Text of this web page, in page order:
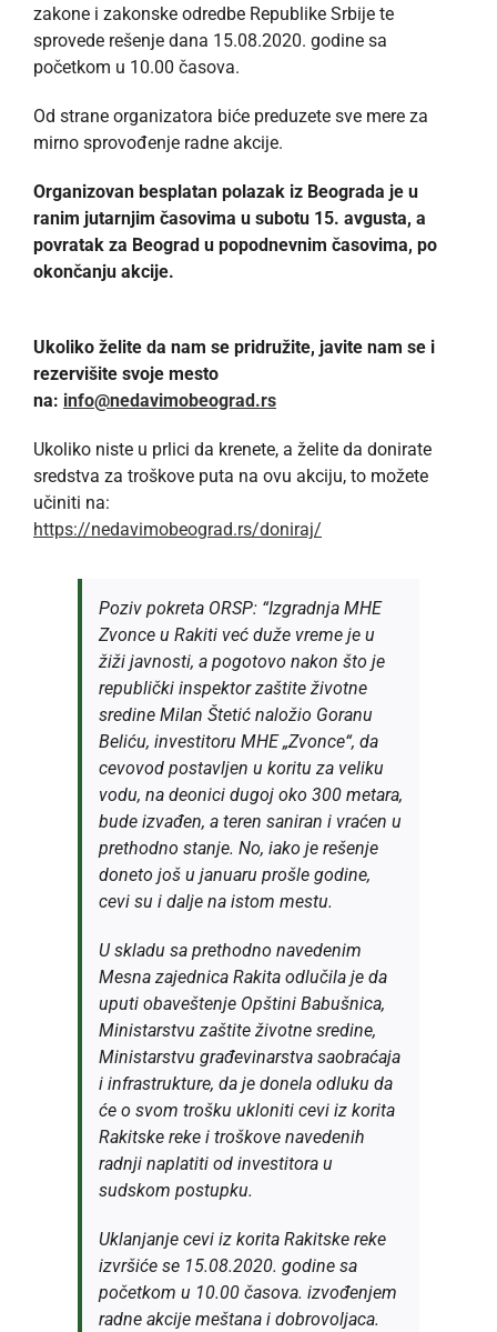
zakone i zakonske odredbe Republike Srbije te
sprovede rešenje dana 15.08.2020. godine sa
početkom u 10.00 časova.
Od strane organizatora biće preduzete sve mere za
mirno sprovođenje radne akcije.
Organizovan besplatan polazak iz Beograda je u
ranim jutarnjim časovima u subotu 15. avgusta, a
povratak za Beograd u popodnevnim časovima, po
okončanju akcije.
Ukoliko želite da nam se pridružite, javite nam se i
rezervišite svoje mesto
na: info@nedavimobeograd.rs
Ukoliko niste u prlici da krenete, a želite da donirate
sredstva za troškove puta na ovu akciju, to možete
učiniti na:
https://nedavimobeograd.rs/doniraj/
Poziv pokreta ORSP: “Izgradnja MHE
Zvonce u Rakiti već duže vreme je u
žiži javnosti, a pogotovo nakon što je
republički inspektor zaštite životne
sredine Milan Štetić naložio Goranu
Beliću, investitoru MHE „Zvonce“, da
cevovod postavljen u koritu za veliku
vodu, na deonici dugoj oko 300 metara,
bude izvađen, a teren saniran i vraćen u
prethodno stanje. No, iako je rešenje
doneto još u januaru prošle godine,
cevi su i dalje na istom mestu.
U skladu sa prethodno navedenim
Mesna zajednica Rakita odlučila je da
uputi obaveštenje Opštini Babušnica,
Ministarstvu zaštite životne sredine,
Ministarstvu građevinarstva saobraćaja
i infrastrukture, da je donela odluku da
će o svom trošku ukloniti cevi iz korita
Rakitske reke i troškove navedenih
radnji naplatiti od investitora u
sudskom postupku.
Uklanjanje cevi iz korita Rakitske reke
izvršiće se 15.08.2020. godine sa
početkom u 10.00 časova. izvođenjem
radne akcije meštana i dobrovoljaca.